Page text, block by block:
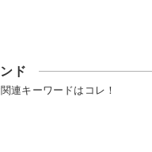
ド
連キーワードはコレ！